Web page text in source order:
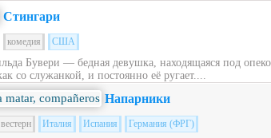
Стингари
комедия США
Бувери — бедная девушка, находящаяся под
со служанкой, и постоянно её ругает....
Напарники
вестерн Италия Испания Германия (ФРГ)